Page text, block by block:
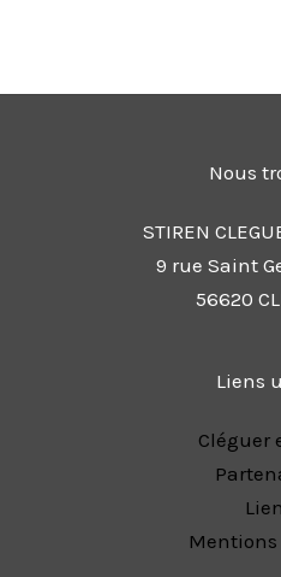
Nous
STIREN
9 rue Saint
56620
Liens
Cléguer